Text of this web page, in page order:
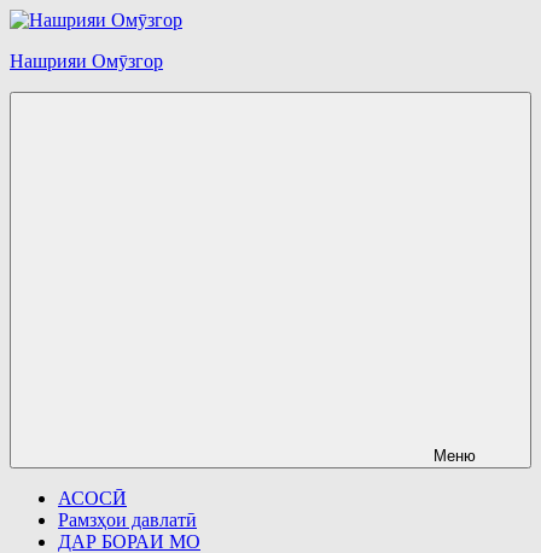
Перейти
содержимому
Нашрияи Омӯзгор
Меню
АСОСӢ
Рамзҳои давлатӣ
ДАР БОРАИ МО